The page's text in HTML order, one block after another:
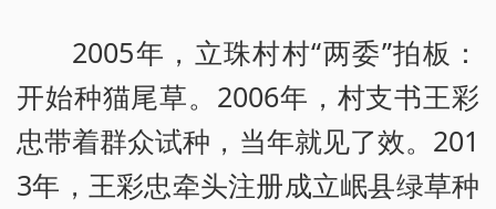
2005年，立珠村村“两委”拍板：
开始种猫尾草。2006年，村支书王彩
忠带着群众试种，当年就见了效。201
3年，王彩忠牵头注册成立岷县绿草种